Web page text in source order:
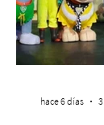
hace 6 días